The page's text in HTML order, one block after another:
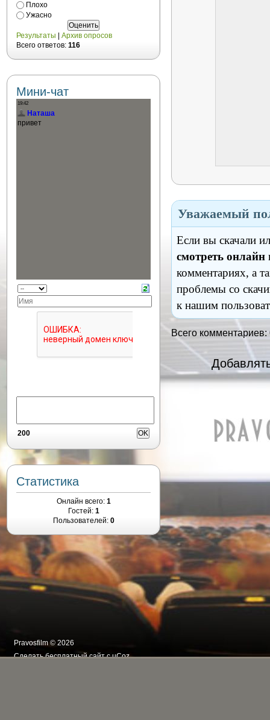
Уважаемый
Если вы скачали
смотреть онлайн
комментариях, а
проблемы со
к нашим
Всего комментариев:
Плохо
Ужасно
Результаты
Архив опросов
Всего ответов: 116
Мини-чат
200
Статистика
Онлайн всего: 1
Гостей: 1
Пользователей: 0
Pravosfilm © 2026
Сделатьбесплатный сайтсuCoz